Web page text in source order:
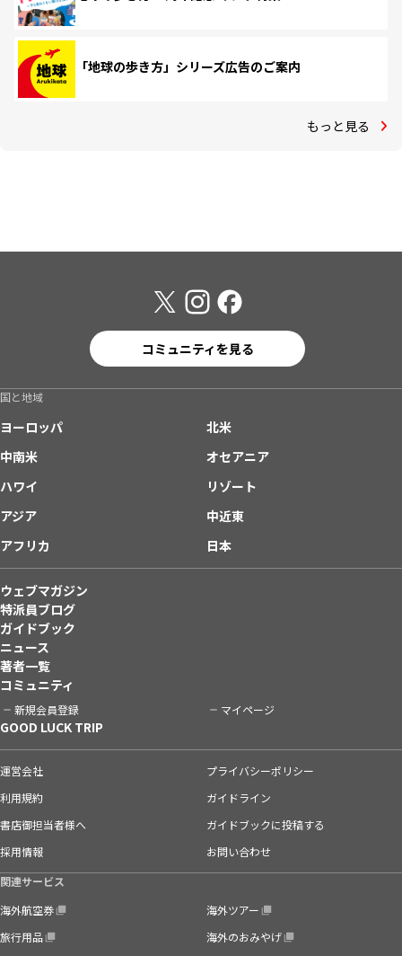
「地球の歩き方」シリーズ広告のご案内
もっと見る
コミュニティを見る
国と地域
ヨーロッパ
北米
中南米
オセアニア
ハワイ
リゾート
アジア
中近東
アフリカ
日本
ウェブマガジン
特派員ブログ
ガイドブック
ニュース
著者一覧
コミュニティ
新規会員登録 マイページ
GOOD LUCK TRIP
運営会社
プライバシーポリシー
利用規約
ガイドライン
書店御担当者様へ
ガイドブックに投稿する
採用情報
お問い合わせ
関連サービス
海外航空券
海外ツアー
旅行用品
海外のおみやげ